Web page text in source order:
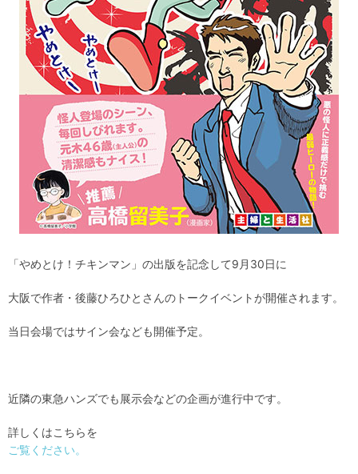
「やめとけ！チキンマン」の出版を記念して9月30日に
大阪で作者・後藤ひろひとさんのトークイベントが開催されます。
当日会場ではサイン会なども開催予定。
近隣の東急ハンズでも展示会などの企画が進行中です。
詳しくはこちらを
ご覧ください。